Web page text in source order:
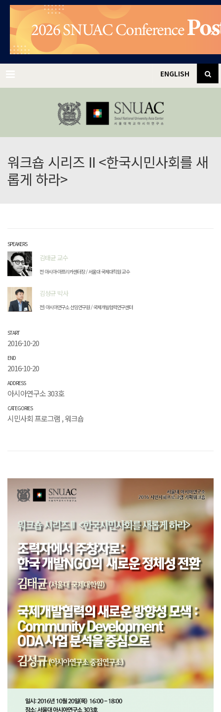
✕
ENGLISH
워크숍 시리즈 II <한국시민사회를 새
롭게 하라>
SPEAKERS
김태균 교수
전 아시아-아프리카센터장 / 서울대 국제대학원 교수
김성규 박사
전) 아시아연구소 선임연구원 / 국제개발협력연구센터
START
2016-10-20
END
2016-10-20
ADDRESS
아시아연구소 303호
CATEGORIES
시민사회 프로그램 ,워크숍